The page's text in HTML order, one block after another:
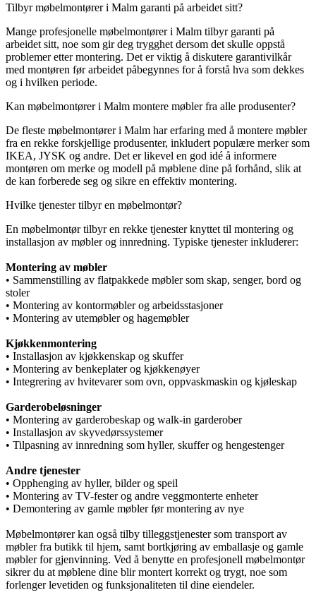
Tilbyr møbelmontører i Malm garanti på arbeidet sitt?
Mange profesjonelle møbelmontører i Malm tilbyr garanti på
arbeidet sitt, noe som gir deg trygghet dersom det skulle oppstå
problemer etter montering. Det er viktig å diskutere garantivilkår
med montøren før arbeidet påbegynnes for å forstå hva som dekkes
og i hvilken periode.
Kan møbelmontører i Malm montere møbler fra alle produsenter?
De fleste møbelmontører i Malm har erfaring med å montere møbler
fra en rekke forskjellige produsenter, inkludert populære merker som
IKEA, JYSK og andre. Det er likevel en god idé å informere
montøren om merke og modell på møblene dine på forhånd, slik at
de kan forberede seg og sikre en effektiv montering.
Hvilke tjenester tilbyr en møbelmontør?
En møbelmontør tilbyr en rekke tjenester knyttet til montering og
installasjon av møbler og innredning. Typiske tjenester inkluderer:
Montering av møbler
• Sammenstilling av flatpakkede møbler som skap, senger, bord og
stoler
• Montering av kontormøbler og arbeidsstasjoner
• Montering av utemøbler og hagemøbler
Kjøkkenmontering
• Installasjon av kjøkkenskap og skuffer
• Montering av benkeplater og kjøkkenøyer
• Integrering av hvitevarer som ovn, oppvaskmaskin og kjøleskap
Garderobeløsninger
• Montering av garderobeskap og walk-in garderober
• Installasjon av skyvedørssystemer
• Tilpasning av innredning som hyller, skuffer og hengestenger
Andre tjenester
• Opphenging av hyller, bilder og speil
• Montering av TV-fester og andre veggmonterte enheter
• Demontering av gamle møbler før montering av nye
Møbelmontører kan også tilby tilleggstjenester som transport av
møbler fra butikk til hjem, samt bortkjøring av emballasje og gamle
møbler for gjenvinning. Ved å benytte en profesjonell møbelmontør
sikrer du at møblene dine blir montert korrekt og trygt, noe som
forlenger levetiden og funksjonaliteten til dine eiendeler.